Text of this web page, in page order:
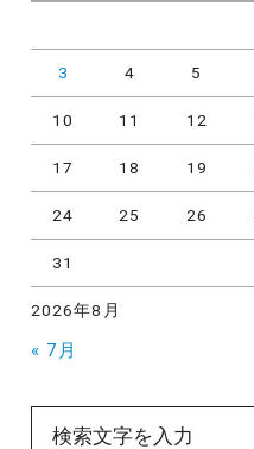
2026年8月
3 4 5
10 11 12
17 18 19
24 25 26
31
« 7月